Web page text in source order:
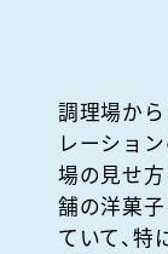
調理場か
レーショ
場の見せ
舗の洋菓
ていて、特